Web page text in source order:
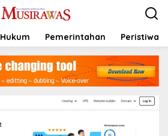
Hukum Pemerintahan Peristiwa